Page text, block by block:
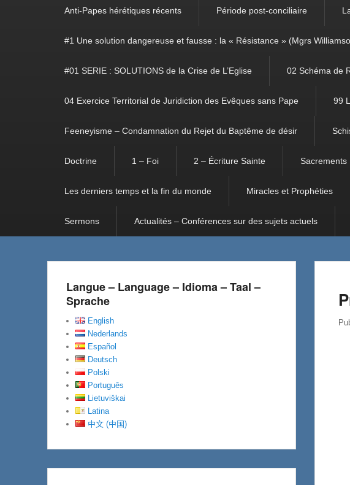
Anti-Papes hérétiques récents Période post-conciliaire
#1 Une solution dangereuse et fausse : la « Résistance » (Mgrs
#01 SERIE : SOLUTIONS de la Crise de L’Eglise 02 Schéma de
04 Exercice Territorial de Juridiction des Evêques sans Pape 99
Feeneyisme – Condamnation du Rejet du Baptême de désir
Doctrine 1 – Foi 2 – Écriture Sainte Sacrements
Les derniers temps et la fin du monde Miracles et Prophéties
Sermons Actualités – Conférences sur des sujets actuels
Langue – Language – Idioma – Taal –
Sprache
English
Nederlands
Español
Deutsch
Polski
Português
Lietuviškai
Latina
中文 (中国)